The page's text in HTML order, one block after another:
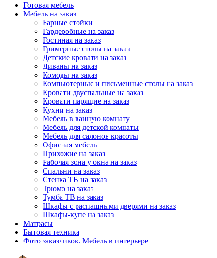
Готовая мебель
Мебель на заказ
Барные стойки
Гардеробные на заказ
Гостиная на заказ
Гримерные столы на заказ
Детские кровати на заказ
Диваны на заказ
Комоды на заказ
Компьютерные и письменные столы на заказ
Кровати двуспальные на заказ
Кровати парящие на заказ
Кухни на заказ
Мебель в ванную комнату
Мебель для детской комнаты
Мебель для салонов красоты
Офисная мебель
Прихожие на заказ
Рабочая зона у окна на заказ
Спальни на заказ
Стенка ТВ на заказ
Трюмо на заказ
Тумба ТВ на заказ
Шкафы с распашными дверями на заказ
Шкафы-купе на заказ
Матрасы
Бытовая техника
Фото заказчиков. Мебель в интерьере